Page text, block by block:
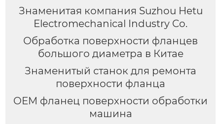
Знаменитая компания Suzhou Hetu
Electromechanical Industry Co.
Обработка поверхности фланцев
большого диаметра в Китае
Знаменитый станок для ремонта
поверхности фланца
OEM фланец поверхности обработки
машина